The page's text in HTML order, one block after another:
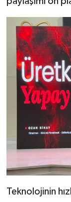
Teknolojinin